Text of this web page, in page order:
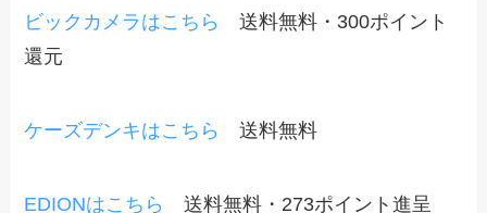
ビックカメラはこちら
送料無料・300ポイント
還元
ケーズデンキはこちら 送料無料
EDIONはこちら 送料無料・273ポイント進呈